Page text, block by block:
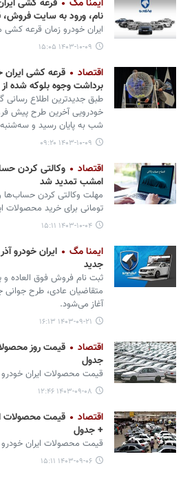
ایمنا مگ
نام، ورود به سایت فروش،
ایران خودرو زمان قرعه
۱۴۰۳-۱۰-۰۹ ۱۵:۰۵
اقتصاد
برداشت وجوه بلوکه شده از
طبق جدیدترین اطلاع‌ رسانی
خودرویی آخرین طرح پیش‌
شب به پایان رسید و سه‌شنبه ١١ دی قرعه کشی برگزار می‌شود.
۱۴۰۳-۱۰-۰۹ ۰۹:۲۰
اقتصاد
وکالتی کردن
امشب تمدید شد
تومانی برای خرید محصولات
۱۴۰۳-۱۰-۰۴ ۱۵:۱۱
ایمنا مگ
جدید
ثبت نام فروش فوق العاده
متقاضیان عادی، طرح
آغاز می‌شود.
۱۴۰۳-۰۹-۲۱ ۱۶:۱۳
اقتصاد
جدول
قیمت محصولات ایران‌ خودرو و
۱۴۰۳-۰۹-۰۸ ۱۲:۴۶
اقتصاد
+ جدول
قیمت محصولات ایران ‌خودرو و
۱۴۰۳-۰۹-۰۶ ۱۵:۱۱